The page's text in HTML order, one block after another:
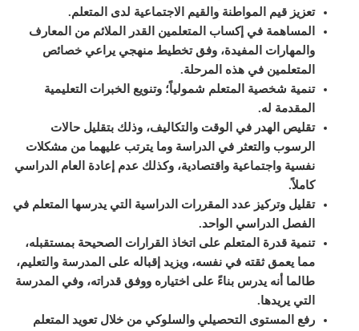
تعزيز قيم المواطنة والقيم الاجتماعية لدى المتعلم.
المساهمة في إكساب المتعلمين القدر الملائم من المعارف
والمهارات المفيدة، وفق تخطيط منهجي يراعي خصائص
المتعلمين في هذه المرحلة.
تنمية شخصية المتعلم شمولياً؛ وتنويع الخبرات التعليمية
المقدمة له.
تقليص الهدر في الوقت والتكاليف، وذلك بتقليل حالات
الرسوب والتعثر في الدراسة وما يترتب عليهما من مشكلات
نفسية واجتماعية واقتصادية، وكذلك عدم إعادة العام الدراسي
كاملاً.
تقليل وتركيز عدد
المقررات
الدراسية التي يدرسها المتعلم في
الفصل الدراسي الواحد.
تنمية قدرة المتعلم على اتخاذ القرارات الصحيحة بمستقبله،
مما يعمق ثقته في نفسه، ويزيد إقباله على المدرسة والتعليم،
طالما أنه يدرس بناءً على اختياره ووفق قدراته، وفي المدرسة
التي يريدها.
رفع المستوى التحصيلي والسلوكي من خلال تعويد المتعلم